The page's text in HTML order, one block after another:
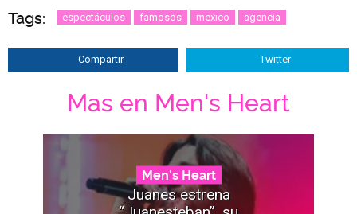
Tags: espectáculos famosos mexico agencia
Compartir Twitter
Mas en Men's Heart
Men's Heart
Juanes estrena